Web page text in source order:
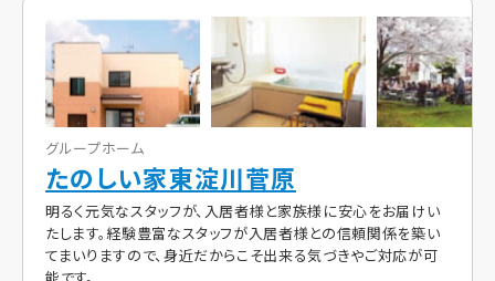
グループホーム
たのしい家東淀川菅原
明るく元気なスタッフが、入居者様と家族様に安心をお届けい
たします。経験豊富なスタッフが入居者様との信頼関係を築い
てまいりますので、身近だからこそ出来る気づきやご対応が可